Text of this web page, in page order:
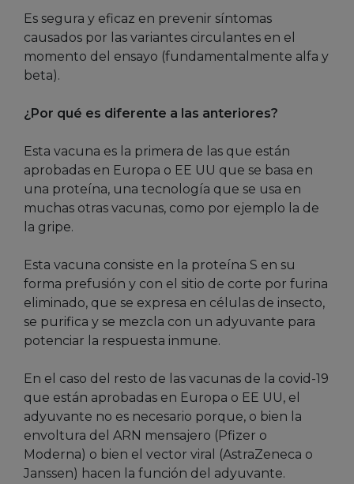
Es segura y eficaz en prevenir síntomas
causados por las variantes circulantes en el
momento del ensayo (fundamentalmente alfa y
beta).
¿Por qué es diferente a las anteriores?
Esta vacuna es la primera de las que están
aprobadas en Europa o EE UU que se basa en
una proteína, una tecnología que se usa en
muchas otras vacunas, como por ejemplo la de
la gripe.
Esta vacuna consiste en la proteína S en su
forma prefusión y con el sitio de corte por furina
eliminado, que se expresa en células de insecto,
se purifica y se mezcla con un adyuvante para
potenciar la respuesta inmune.
En el caso del resto de las vacunas de la covid-19
que están aprobadas en Europa o EE UU, el
adyuvante no es necesario porque, o bien la
envoltura del ARN mensajero (Pfizer o
Moderna) o bien el vector viral (AstraZeneca o
Janssen) hacen la función del adyuvante.